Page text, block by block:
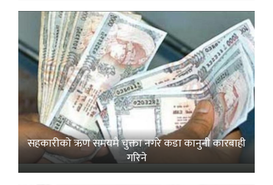
सहकारीको ऋण समयमै चुक्ता नगरे कडा कानुनी कारबाही
गरिने